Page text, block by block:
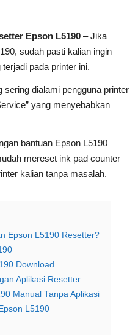
Epson L5190 – Jika
sudah pasti kalian ingin
pada printer ini.
dialami pengguna printer
yang menyebabkan
bantuan Epson L5190
mereset ink pad counter
kalian tanpa masalah.
Epson L5190 Resetter?
Download
Aplikasi Resetter
Manual Tanpa Aplikasi
L5190